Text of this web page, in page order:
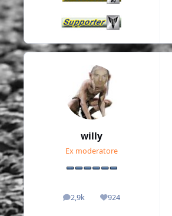
willy
Ex moderatore
2,9k
messaggi924
Reputazione